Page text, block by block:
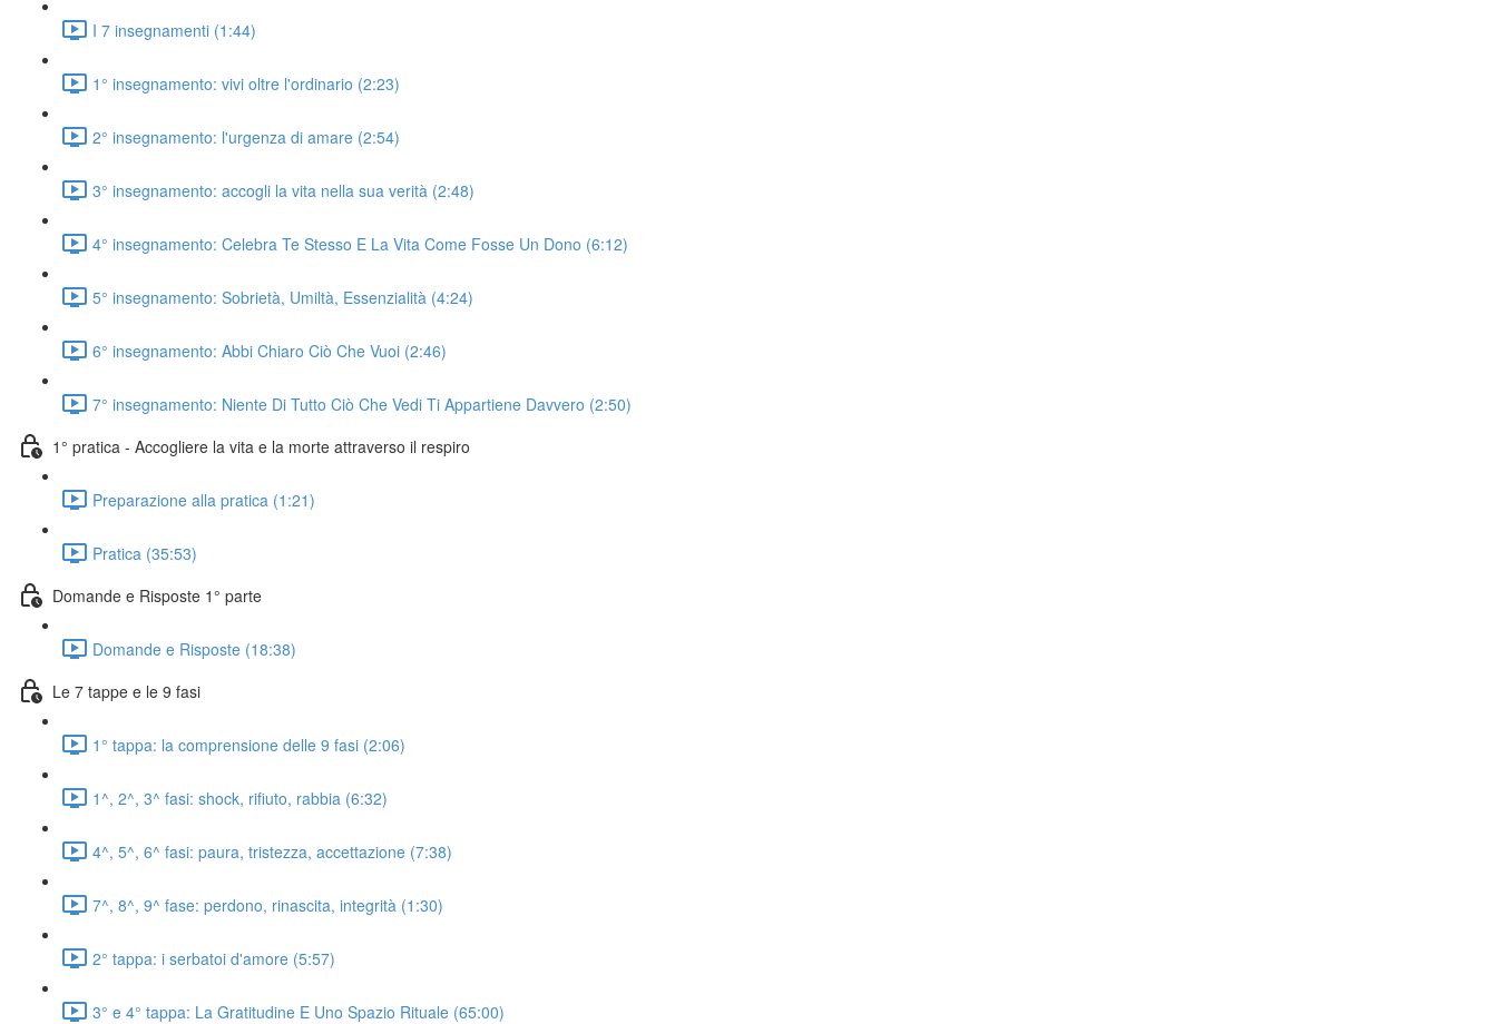
I 7 insegnamenti (1:44)
1° insegnamento: vivi oltre l'ordinario (2:23)
2° insegnamento: l'urgenza di amare (2:54)
3° insegnamento: accogli la vita nella sua verità (2:48)
4° insegnamento: Celebra Te Stesso E La Vita Come Fosse Un Dono (6:12)
5° insegnamento: Sobrietà, Umiltà, Essenzialità (4:24)
6° insegnamento: Abbi Chiaro Ciò Che Vuoi (2:46)
7° insegnamento: Niente Di Tutto Ciò Che Vedi Ti Appartiene Davvero (2:50)
1° pratica - Accogliere la vita e la morte attraverso il respiro
Preparazione alla pratica (1:21)
Pratica (35:53)
Domande e Risposte 1° parte
Domande e Risposte (18:38)
Le 7 tappe e le 9 fasi
1° tappa: la comprensione delle 9 fasi (2:06)
1^, 2^, 3^ fasi: shock, rifiuto, rabbia (6:32)
4^, 5^, 6^ fasi: paura, tristezza, accettazione (7:38)
7^, 8^, 9^ fase: perdono, rinascita, integrità (1:30)
2° tappa: i serbatoi d'amore (5:57)
3° e 4° tappa: La Gratitudine E Uno Spazio Rituale (65:00)